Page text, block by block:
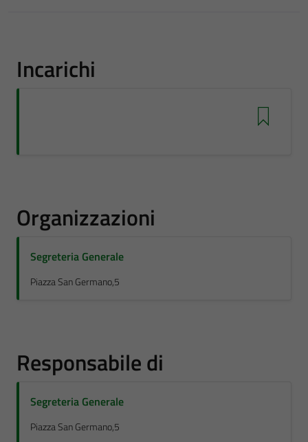
Incarichi
Organizzazioni
Segreteria Generale
Piazza San Germano,5
Responsabile di
Segreteria Generale
Piazza San Germano,5